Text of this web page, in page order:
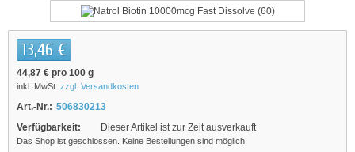
13,46 €
44,87 € pro 100 g
inkl. MwSt. zzgl. Versandkosten
Art.-Nr.: 506830213
Verfügbarkeit:
Dieser Artikel ist zur Zeit ausverkauft
Das Shop ist geschlossen. Keine Bestellungen sind möglich.